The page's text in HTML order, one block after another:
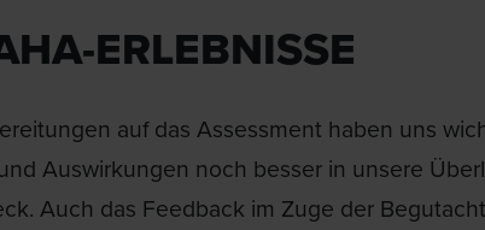
ERLEBNISSE
auf das Assessment haben uns
Auswirkungen noch besser in unsere
Auch das Feedback im Zuge der